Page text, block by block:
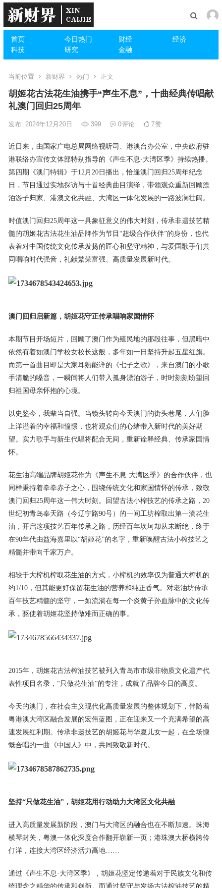
首页 今日热门 财经
经济
科技
研究 金融
当前位置 新财界 热门 正文
胡姬花古法花生油携手“声生不息”，十曲经典传唱献
礼澳门回归25周年
发布: 2024年12月20日 399 0评论 7赞
近日来，由国家广电总局网络视听司、港澳台办公室，中央政府驻
港联络办宣传文体部特别指导的《声生不息·大湾区季》持续热播。
第四期《澳门特辑》于12月20日播出，恰逢澳门回归25周年纪念
日，节目通过实地探访与十首经典曲目演绎，带领观众重新回顾漂
泊游子归家、港澳文化共融、大湾区一体化发展的一路波澜壮阔。
时值澳门回归25周年这一具象征意义的伟大时刻，传承非遗技艺精
髓的胡姬花古法花生油品牌作为节目“超级合作伙伴”的身份，也代
表着对中国传统文化传承发扬的匠心和坚守精神，与爱国歌手们共
同唱响时代强音，礼献繁荣富强、高质量发展新时代。
澳门回归启新篇， 胡姬花守正传承唱响家国情怀
本期节目开场短片，回顾了澳门作为殖民地的那段往事，但黑暗中
依然有着如澳门学校女校长这般，多年如一日坚持升起五星红旗。
而第一首曲目即是大家耳熟能详的《七子之歌》，来自澳门的小歌
手清脆的嗓音，一瞬间将人们带入孤身漂泊游子，时时刻刻盼望回
归祖国母亲怀抱的心境。
以史鉴今，我辈当自强。当镜头转向今天澳门的街头巷尾，人们脸
上洋溢着的幸福和憧憬，也将观众们的心绪带入新时代的美好期
望。实力歌手与新生代唱将配合无间，重新诠释经典、传承家国情
怀。
花生油高端品牌胡姬花作为《声生不息·大湾区季》的合作伙伴，也
同样秉持着拳拳赤子之心，围绕传统文化和家国情怀的传承，致敬
澳门回归25周年这一伟大时刻。回望古法小榨技艺的传承之路，20
世纪初青岛奉天路（今辽宁路90号）的一间工坊榨取出第一滴花生
油，开启这项技艺百年传承之路，历经百年坎坷却从未断绝，终于
在90年代由益海嘉里以“胡姬花”的名字，重新唤醒古法小榨技艺之
精髓并带向千家万户。
相较于大榨机榨取花生油的方式，小榨机的效率仅为普通大榨机的
约1/10，但其能更好保留花生油的营养和纯正香气。对老油坊传承
百年技艺精髓的坚守，一如流淌在每一个炎黄子孙血脉中的文化传
承，驱使着胡姬花坚持做难而正确的事。
2015年，胡姬花古法榨油技艺被列入青岛市市级非物质文化遗产代
表性项目名录，“只做花生油”的专注，成就了品牌今日的高度。
今天的澳门，在社会主义现代化高质量发展的整体规划下，伴随着
粤港澳大湾区融合发展的宏伟蓝图，正在迎来又一个充满希望的高
速发展红利期。传承非遗技艺的胡姬花与华夏儿女一起，在全场慷
慨合唱的一曲《中国人》中，共同致敬新时代。
坚持“只做花生油”， 胡姬花用行动助力大湾区文化共融
进入高质量发展新阶段，澳门与大湾区的融合也在不断加速。珠海
横琴封关，粤澳一体化深度合作翻开崭新一页；港珠澳大桥横跨伶
仃洋，连接大湾区经济活力高地……
通过《声生不息·大湾区季》，胡姬花坚定传递着对于民族文化和传
统理念之精华的传承和创新。而通过坚守与发扬古法榨油技艺的精